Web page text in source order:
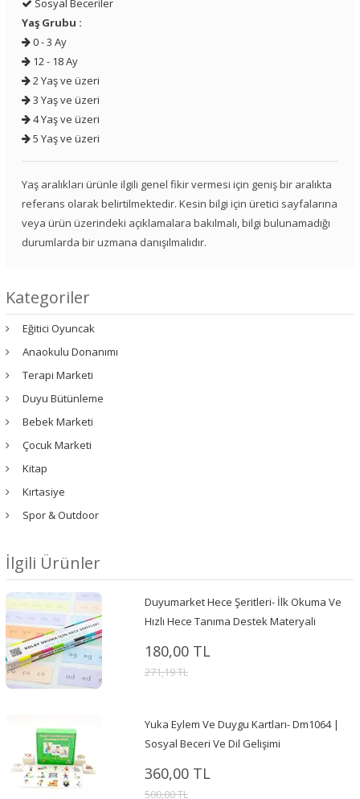
Sosyal Beceriler
Yaş Grubu :
0 - 3 Ay
12 - 18 Ay
2 Yaş ve üzeri
3 Yaş ve üzeri
4 Yaş ve üzeri
5 Yaş ve üzeri
Yaş aralıkları ürünle ilgili genel fikir vermesi için geniş bir aralıkta
referans olarak belirtilmektedir. Kesin bilgi için üretici sayfalarına
veya ürün üzerindeki açıklamalara bakılmalı, bilgi bulunamadığı
durumlarda bir uzmana danışılmalıdır.
Kategoriler
Eğitici Oyuncak
Anaokulu Donanımı
Terapi Marketi
Duyu Bütünleme
Bebek Marketi
Çocuk Marketi
Kitap
Kırtasiye
Spor & Outdoor
İlgili Ürünler
Duyumarket Hece Şeritleri- İlk Okuma Ve
Hızlı Hece Tanıma Destek Materyali
180,00 TL
271,19 TL
Yuka Eylem Ve Duygu Kartları- Dm1064 |
Sosyal Beceri Ve Dil Gelişimi
360,00 TL
500,00 TL